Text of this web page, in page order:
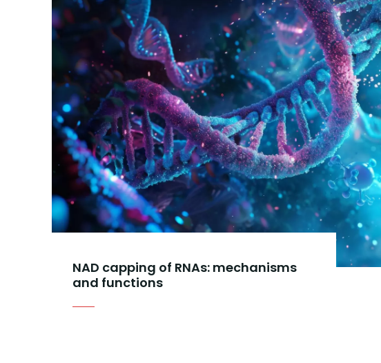
NAD capping of RNAs: mechanisms
and functions